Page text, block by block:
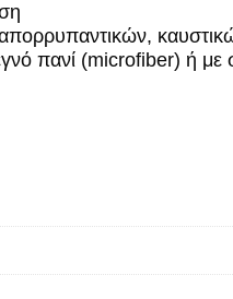
πανί (microfiber) ή με